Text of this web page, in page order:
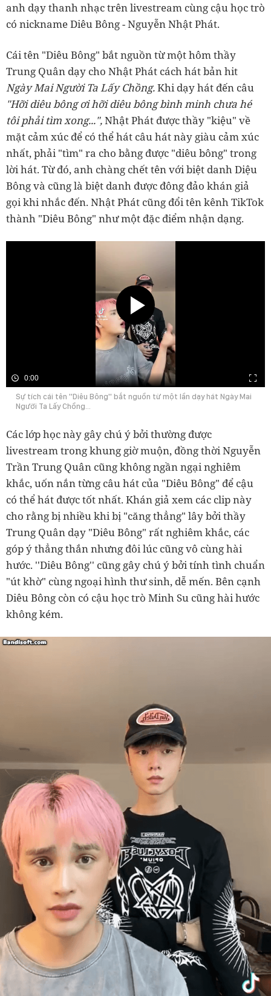
anh dạy thanh nhạc trên livestream cùng cậu học trò
có nickname Diêu Bông - Nguyễn Nhật Phát.
Cái tên "Diêu Bông" bắt nguồn từ một hôm thầy
Trung Quân dạy cho Nhật Phát cách hát bản hit
Ngày Mai Người Ta Lấy Chồng.Khi dạy hát đến câu
"Hỡi diêu bông ơi hỡi diêu bông bình minh chưa hé
tôi phải tìm xong...",Nhật Phát được thầy "kiệu" về
mặt cảm xúc để có thể hát câu hát này giàu cảm xúc
nhất, phải "tìm" ra cho bằng được "diêu bông" trong
lời hát. Từ đó, anh chàng chết tên với biệt danh Diệu
Bông và cũng là biệt danh được đông đảo khán giả
gọi khi nhắc đến. Nhật Phát cũng đổi tên kênh TikTok
thành "Diêu Bông" như một đặc điểm nhận dạng.
0:00
Sự tích cái tên ''Diêu Bông'' bắt nguồn từ một lần dạy hát Ngày Mai
Người Ta Lấy Chồng...
Các lớp học này gây chú ý bởi thường được
livestream trong khung giờ muộn, đồng thời Nguyễn
Trần Trung Quân cũng không ngần ngại nghiêm
khắc, uốn nắn từng câu hát của "Diêu Bông" để cậu
có thể hát được tốt nhất. Khán giả xem các clip này
cho rằng bị nhiều khi bị "căng thẳng" lây bởi thầy
Trung Quân dạy "Diêu Bông" rất nghiêm khắc, các
góp ý thẳng thắn nhưng đôi lúc cũng vô cùng hài
hước. ''Diêu Bông'' cũng gây chú ý bởi tính tình chuẩn
"út khờ" cùng ngoại hình thư sinh, dễ mến. Bên cạnh
Diêu Bông còn có cậu học trò Minh Su cũng hài hước
không kém.